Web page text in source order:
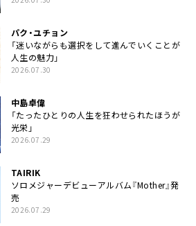
パク・ユチョン
「迷いながらも選択をして進んでいくことが
人生の魅力」
2026.07.30
中島卓偉
「たったひとりの人生を狂わせられたほうが
光栄」
2026.07.29
TAIRIK
ソロメジャーデビューアルバム『Mother』発
売
2026.07.29